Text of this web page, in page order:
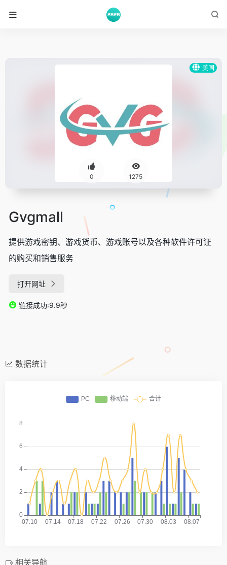
美国
0 1275
Gvgmall
提供游戏密钥、游戏货币、游戏账号以及各种软件许可证
的购买和销售服务
打开网址
链接成功:9.9秒
数据统计
相关导航